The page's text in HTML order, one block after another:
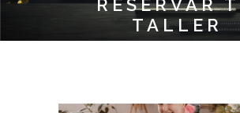
RESERVAR
TALLER